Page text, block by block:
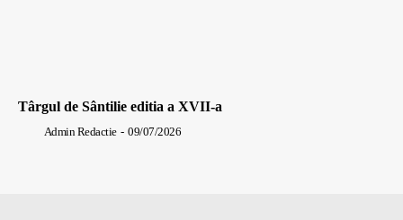
Târgul de Sântilie editia a XVII-a
Admin Redactie - 09/07/2026